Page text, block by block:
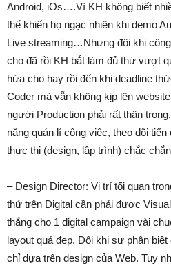
Android, iOs….Vì KH không biết
thể khiến họ ngạc nhiên khi demo
Live streaming…Nhưng đôi khi
cho đã rồi KH bắt làm đủ thứ vượt
hứa cho hay rồi đến khi deadline
Coder mà vẫn không kịp lên
người Production phải rất thận
năng quản lí công việc, theo dõi
thực thi (design, lập trình) chắc
– Design Director: Vị trí tối quan
thứ trên Digital cần phải được
thắng cho 1 digital campaign vài
layout quá đẹp. Đôi khi sự phân
chỉ dựa trên design của Web. Tuy